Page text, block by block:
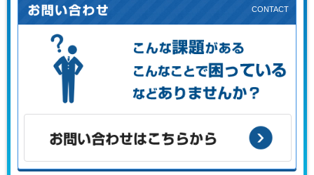
こんな課題がある、こんなことで困っている、などありませ
お問い合わせはこちらから